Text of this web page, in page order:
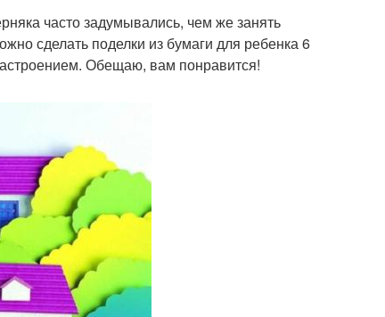
из бумагичасто задумывались, чем же занять
сделать поделки из бумаги для ребенка 6
Обещаю, вам понравится!